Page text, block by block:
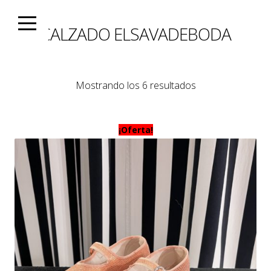
CALZADO ELSAVADEBODA
Mostrando los 6 resultadosOrdenado
últimos
¡Oferta!